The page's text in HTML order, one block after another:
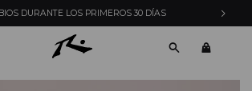
DURANTE LOS PRIMEROS 30 DÍAS